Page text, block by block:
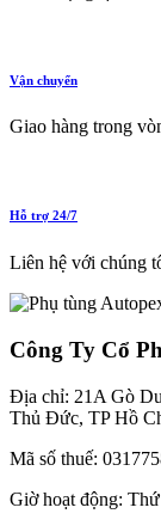
Vận chuyển
Giao hàng trong
Hỗ trợ 24/7
Liên hệ với chúng
Công Ty Cổ
Địa chỉ: 21A Gò
Thủ Đức, TP Hồ
Mã số thuế:
Giờ hoạt động: